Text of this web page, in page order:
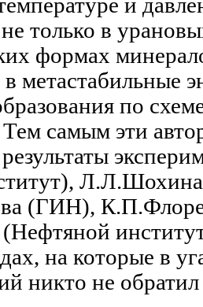
и
только в
формах
в метастабильные
по
самым эти
(ГИН),
на которые в
никто не